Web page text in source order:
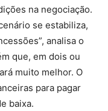
na negociação.
se estabiliza,
analisa o
que, em dois ou
muito melhor. O
para pagar
baixa.